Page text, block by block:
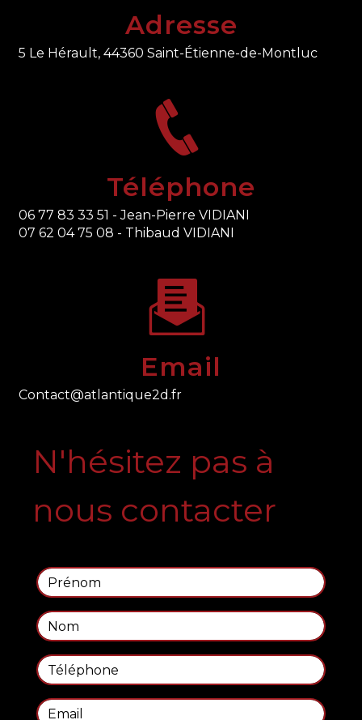
Adresse
5 Le Hérault, 44360 Saint-Étienne-de-Montluc
Téléphone
06 77 83 33 51 - Jean-Pierre VIDIANI
07 62 04 75 08 - Thibaud VIDIANI
Email
contact@atlantique2d.fr
N'hésitez pas à
nous contacter